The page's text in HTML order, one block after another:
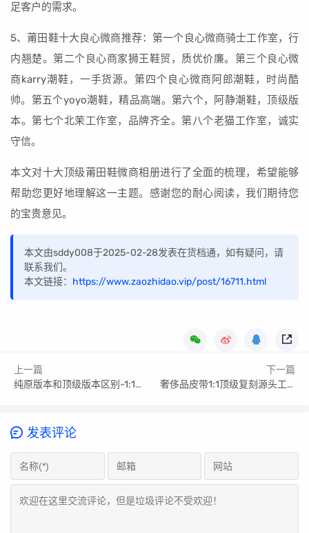
足客户的需求。
5、莆田鞋十大良心微商推荐：第一个良心微商骑士工作室，行
内翘楚。第二个良心商家狮王鞋贸，质优价廉。第三个良心微
商karry潮鞋，一手货源。第四个良心微商阿郎潮鞋，时尚酷
帅。第五个yoyo潮鞋，精品高端。第六个，阿静潮鞋，顶级版
本。第七个北茉工作室，品牌齐全。第八个老猫工作室，诚实
守信。
本文对十大顶级莆田鞋微商相册进行了全面的梳理，希望能够
帮助您更好地理解这一主题。感谢您的耐心阅读，我们期待您
的宝贵意见。
本文由sddy008于2025-02-28发表在货档通，如有疑问，请
联系我们。
本文链接： https://www.zaozhidao.vip/post/16711.html
上一篇
纯原版本和顶级版本区别-1:1复刻各版本揭秘
下一篇
奢侈品皮带1:1顶级复刻源头工厂,2025最新售价一览表
发表评论